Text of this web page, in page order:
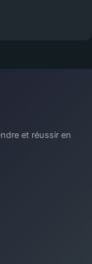
et réussir en